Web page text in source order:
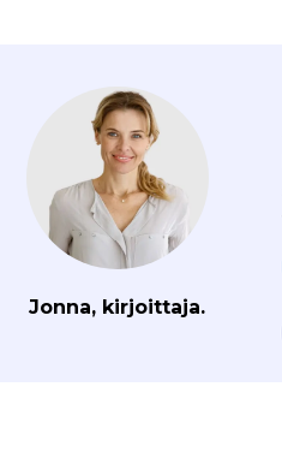
Jonna, kirjoittaja.